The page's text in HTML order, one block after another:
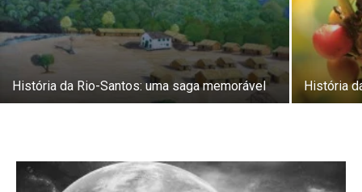
História da Rio-Santos: uma saga memorável História